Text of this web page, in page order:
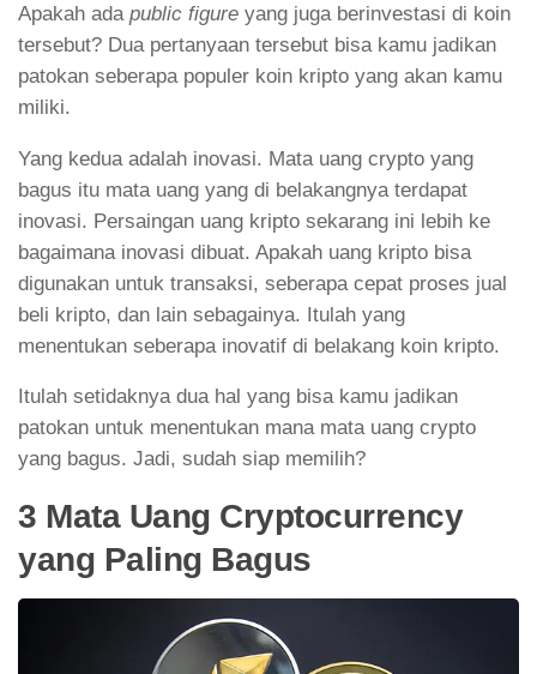
Apakah ada public figure yang juga berinvestasi di koin
tersebut? Dua pertanyaan tersebut bisa kamu jadikan
patokan seberapa populer koin kripto yang akan kamu
miliki.
Yang kedua adalah inovasi. Mata uang crypto yang
bagus itu mata uang yang di belakangnya terdapat
inovasi. Persaingan uang kripto sekarang ini lebih ke
bagaimana inovasi dibuat. Apakah uang kripto bisa
digunakan untuk transaksi, seberapa cepat proses jual
beli kripto, dan lain sebagainya. Itulah yang
menentukan seberapa inovatif di belakang koin kripto.
Itulah setidaknya dua hal yang bisa kamu jadikan
patokan untuk menentukan mana mata uang crypto
yang bagus. Jadi, sudah siap memilih?
3 Mata Uang Cryptocurrency
yang Paling Bagus